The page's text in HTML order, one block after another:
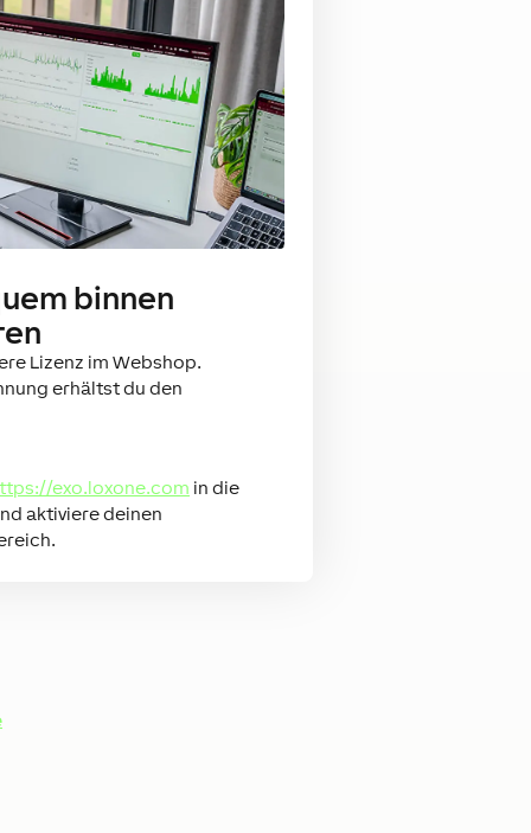
binnen
Lizenz im Webshop.
erhältst du den
exo.loxone.com in die
aktiviere deinen